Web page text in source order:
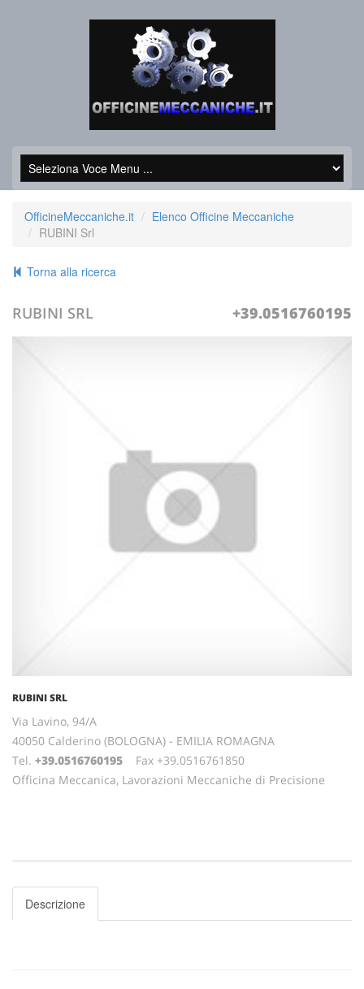
OfficineMeccaniche.it
Elenco Officine Meccaniche
RUBINI Srl
Torna alla ricerca
RUBINI SRL +39.0516760195
RUBINI SRL
Via Lavino, 94/A
40050 Calderino (BOLOGNA) - EMILIA ROMAGNA
Tel. +39.0516760195 Fax +39.0516761850
Officina Meccanica, Lavorazioni Meccaniche di Precisione
Descrizione